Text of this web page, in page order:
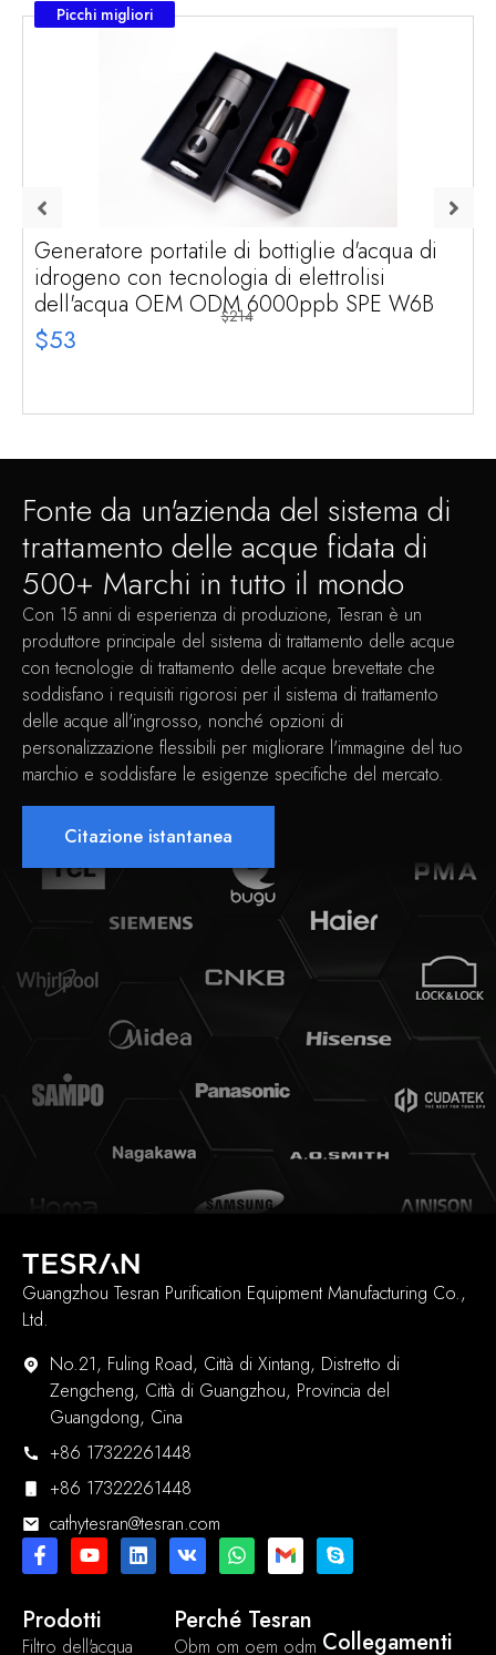
Picchi migliori
Generatore portatile di bottiglie d'acqua di
idrogeno con tecnologia di elettrolisi
dell'acqua OEM ODM 6000ppb SPE W6B
$53
$214
Fonte da un'azienda del sistema di
trattamento delle acque fidata di
500+ Marchi in tutto il mondo
Con 15 anni di esperienza di produzione, Tesran è un
produttore principale del sistema di trattamento delle acque
con tecnologie di trattamento delle acque brevettate che
soddisfano i requisiti rigorosi per il sistema di trattamento
delle acque all'ingrosso, nonché opzioni di
personalizzazione flessibili per migliorare l'immagine del tuo
marchio e soddisfare le esigenze specifiche del mercato.
Citazione istantanea
Guangzhou Tesran Purification Equipment Manufacturing Co.,
Ltd.
No.21, Fuling Road, Città di Xintang, Distretto di
Zengcheng, Città di Guangzhou, Provincia del
Guangdong, Cina
+86 17322261448
+86 17322261448
cathytesran@tesran.com
Prodotti
Filtro dell'acqua
Perché Tesran
Obm om oem odm Collegamenti